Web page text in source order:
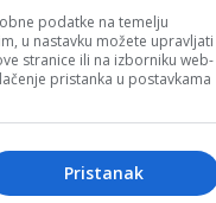
podatke na temelju
u nastavku možete upravljati
stranice ili na izborniku web-
pristanka u postavkama
Pristanak